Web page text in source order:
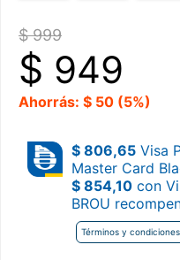
$ 999
$ 949
Ahorrás: $ 50 (5%)
$ 806,65 Visa
Master Card
$ 854,10 con
BROU
Términos y condiciones